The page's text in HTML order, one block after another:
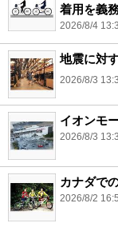
着用を義
2026/8/4
地震に対
2026/8/3
イオンモ
2026/8/3
カナダで
2026/8/2